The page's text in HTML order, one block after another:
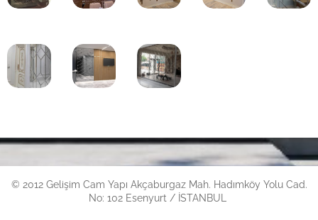
© 2012 Gelişim Cam Yapı Akçaburgaz Mah. Hadımköy Yolu Cad.
No: 102 Esenyurt / İSTANBUL